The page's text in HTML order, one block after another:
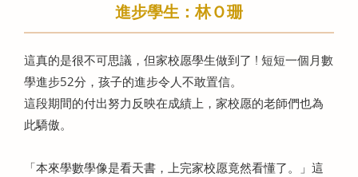
進步學生：林Ｏ珊
這真的是很不可思議，但家校愿學生做到了 ! 短短一個月數
學進步52分，孩子的進步令人不敢置信。
這段期間的付出努力反映在成績上，家校愿的老師們也為
此驕傲。
「本來學數學像是看天書，上完家校愿竟然看懂了。」這